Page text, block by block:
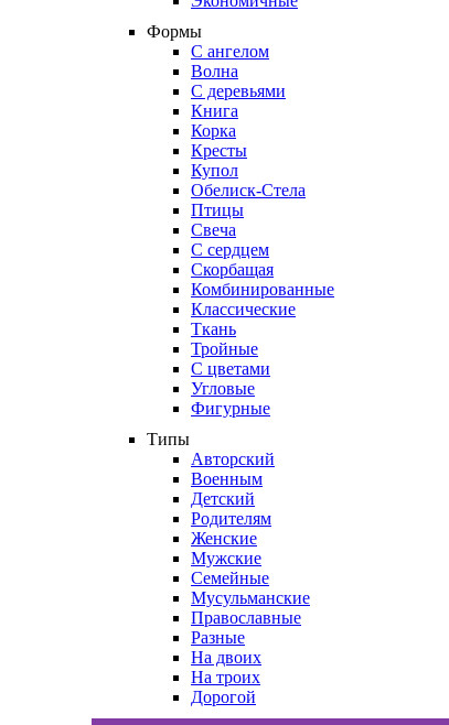
Формы
С ангелом
Волна
С деревьями
Книга
Корка
Кресты
Купол
Обелиск-Стела
Птицы
Свеча
С сердцем
Скорбащая
Комбинированные
Классические
Ткань
Тройные
С цветами
Угловые
Фигурные
Типы
Авторский
Военным
Детский
Родителям
Женские
Мужские
Семейные
Мусульманские
Православные
Разные
На двоих
На троих
Дорогой